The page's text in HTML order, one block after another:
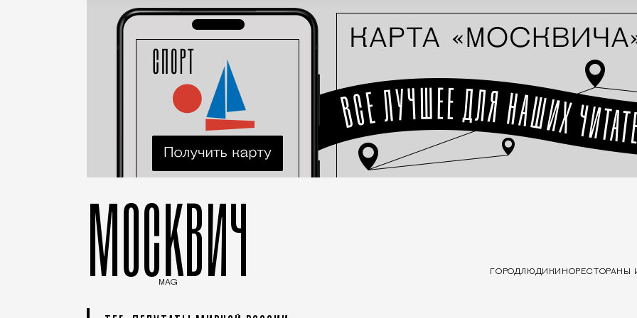
МОСКВИЧ
MAG
ГОРОДЛЮДИ КИНОРЕСТОРАНЫ